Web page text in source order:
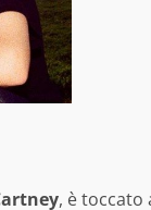
, è toccato